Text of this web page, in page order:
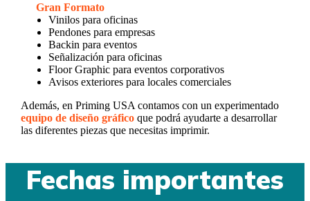
Gran Formato
Vinilos para oficinas
Pendones para empresas
Backin para eventos
Señalización para oficinas
Floor Graphic para eventos corporativos
Avisos exteriores para locales comerciales
Además, en Priming USA contamos con un experimentado
equipo de diseño gráficoque podrá ayudarte a desarrollar
las diferentes piezas que necesitas imprimir.
Fechas importantes